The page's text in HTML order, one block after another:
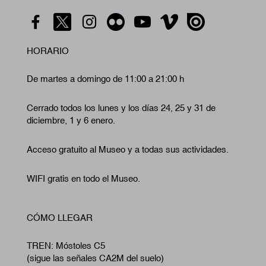
HORARIO
De martes a domingo de 11:00 a 21:00 h
Cerrado todos los lunes y los días 24, 25 y 31 de
diciembre, 1 y 6 enero.
Acceso gratuito al Museo y a todas sus actividades.
WIFI gratis en todo el Museo.
CÓMO LLEGAR
TREN: Móstoles C5
(sigue las señales CA2M del suelo)